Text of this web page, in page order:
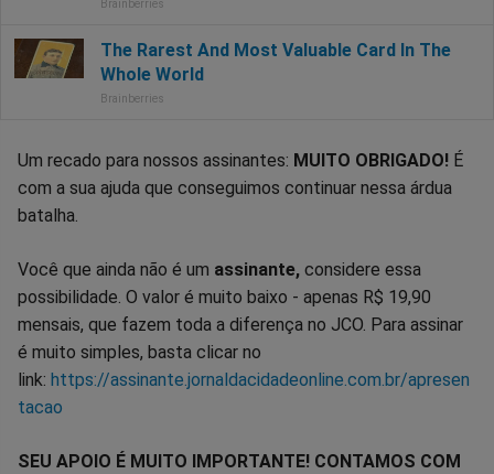
Um recado para nossos assinantes: MUITO OBRIGADO! É
com a sua ajuda que conseguimos continuar nessa árdua
batalha.
Você que ainda não é um assinante, considere essa
possibilidade. O valor é muito baixo - apenas R$ 19,90
mensais, que fazem toda a diferença no JCO. Para assinar
é muito simples, basta clicar no
link: https://assinante.jornaldacidadeonline.com.br/apresen
tacao
SEU APOIO É MUITO IMPORTANTE! CONTAMOS COM